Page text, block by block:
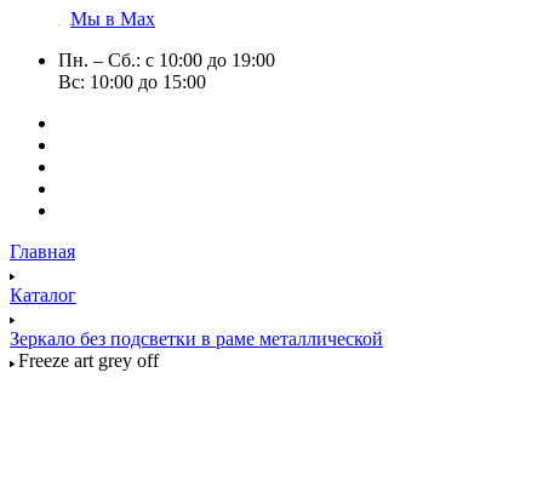
Мы в Max
Пн. – Сб.: с 10:00 до 19:00
Вс: 10:00 до 15:00
Главная
Каталог
Зеркало без подсветки в раме металлической
Freeze art grey off